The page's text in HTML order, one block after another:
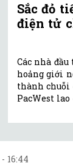
Sắc đỏ
điện tử
Các nhà
hoảng giới
thành chuỗi
PacWest lao
16:44